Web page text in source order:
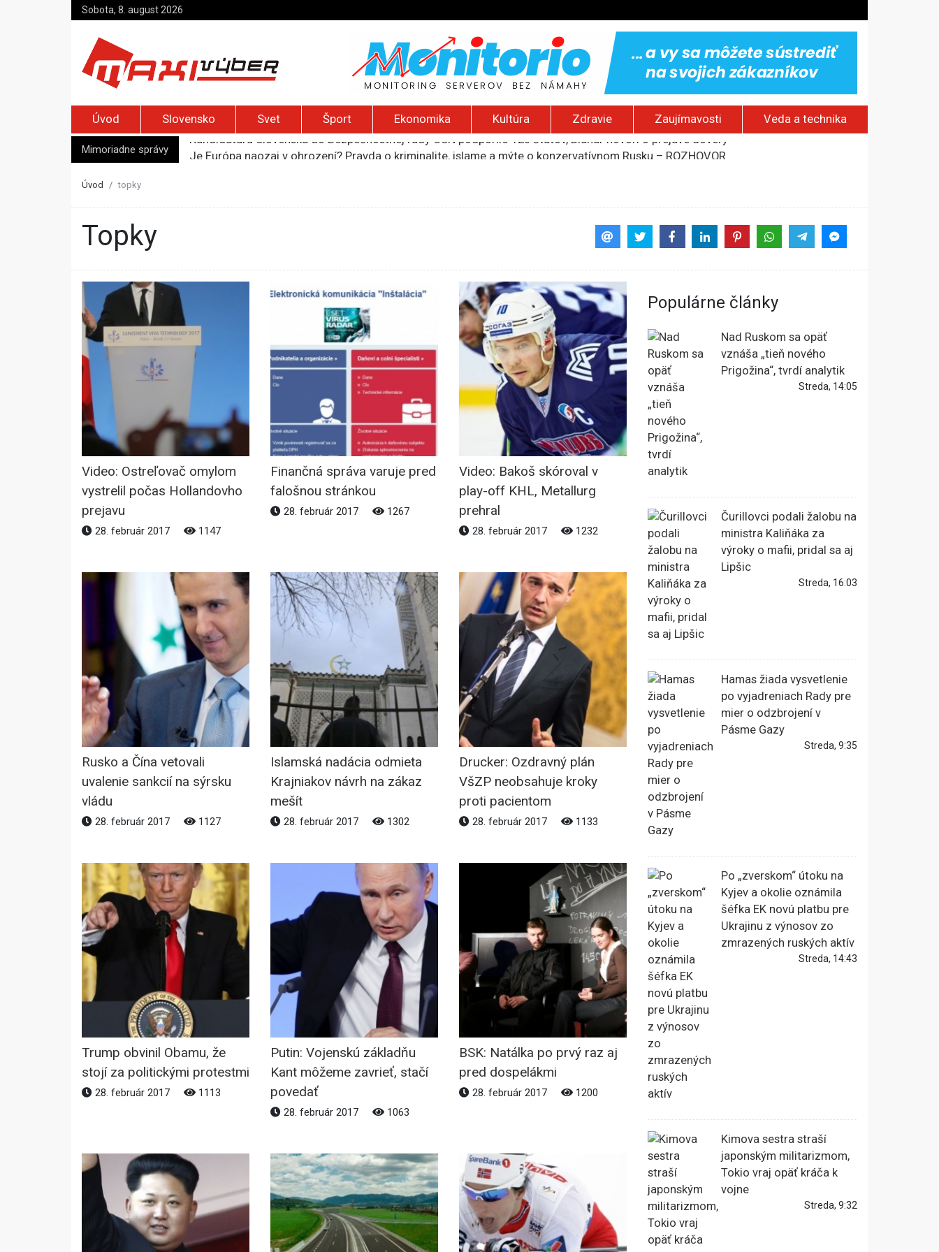
Sobota, 8. august 2026
Úvod Slovensko Svet Šport Ekonomika Kultúra Zdravie Zaujímavosti Veda a technika
Mimoriadne správy
Je Európa naozaj v ohrození? Pravda o kriminalite, islame a mýte o konzervatívnom Rusku – ROZHOVOR
Úvod topky
topky
Video: Ostreľovač omylom
vystrelil počas Hollandovho
prejavu
28. február 2017 1147
Finančná správa varuje pred
falošnou stránkou
28. február 2017 1267
Video: Bakoš skóroval v
play-off KHL, Metallurg
prehral
28. február 2017 1232
Rusko a Čína vetovali
uvalenie sankcií na sýrsku
vládu
28. február 2017 1127
Islamská nadácia odmieta
Krajniakov návrh na zákaz
mešít
28. február 2017 1302
Drucker: Ozdravný plán
VšZP neobsahuje kroky
proti pacientom
28. február 2017 1133
Trump obvinil Obamu, že
stojí za politickými protestmi
28. február 2017 1113
Putin: Vojenskú základňu
Kant môžeme zavrieť, stačí
povedať
28. február 2017 1063
BSK: Natálka po prvý raz aj
pred dospelákmi
28. február 2017 1200
Populárne články
Nad Ruskom sa opäť
vznáša „tieň nového
Prigožina“, tvrdí analytik
Streda, 14:05
Čurillovci podali žalobu na
ministra Kaliňáka za
výroky o mafii, pridal sa aj
Lipšic
Streda, 16:03
Hamas žiada vysvetlenie
po vyjadreniach Rady pre
mier o odzbrojení v
Pásme Gazy
Streda, 9:35
Po „zverskom“ útoku na
Kyjev a okolie oznámila
šéfka EK novú platbu pre
Ukrajinu z výnosov zo
zmrazených ruských aktív
Streda, 14:43
Kimova sestra straší
japonským militarizmom,
Tokio vraj opäť kráča k
vojne
Streda, 9:32